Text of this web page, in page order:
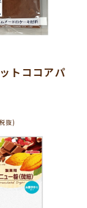
トココアパ
抜)